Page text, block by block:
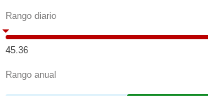
Rango diario
45.36
Rango anual